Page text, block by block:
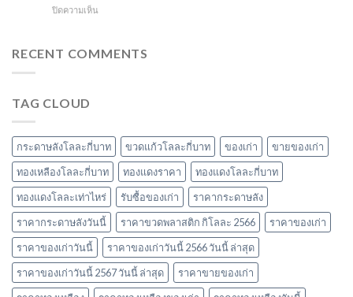
รับ
เก่า
เท่า
วัสดุ
และ
ข้อมูล
สำคัญ
ปี
2566
ปิดความเห็น
โล
ของ
เก่า
ล่าสุด
ในปี
2566
RECENT COMMENTS
TAG CLOUD
กระดาษลังโลละกี่บาท ขวดแก้วโลละกี่บาท ของเก่า
ขายของเก่า
ทองเหลืองโลละกี่บาท
ทองแดงราคา
ทองแดงโลละกี่บาท
ทองแดงโลละเท่าไหร่
รับซื้อของเก่า
ราคากระดาษลัง
ราคากระดาษลังวันนี้
ราคาขวดพลาสติก กิโลละ 2566
ราคาของเก่า
ราคาของเก่าวันนี้
ราคาของเก่าวันนี้ 2566 วันนี้ ล่าสุด
ราคาของเก่าวันนี้ 2567 วันนี้ ล่าสุด
ราคาขายของเก่า